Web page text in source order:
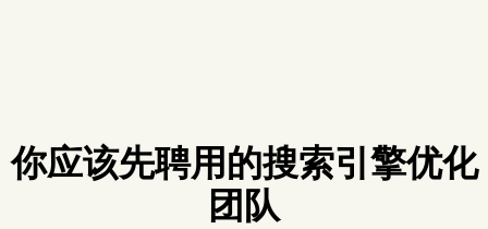
你应该先聘用的搜索引擎优化
团队